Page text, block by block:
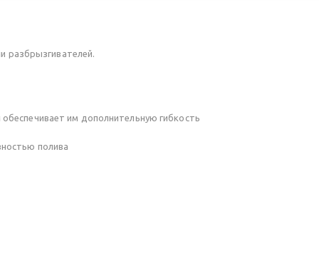
разбрызгивателей.
им дополнительную гибкость
полива